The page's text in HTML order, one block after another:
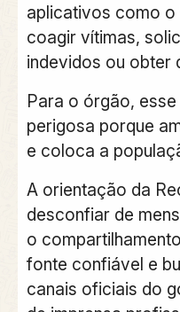
aplicativos como o
coagir vítimas,
indevidos ou obter
Para o órgão,
perigosa porque
e coloca a
A orientação da
desconfiar de
o
fonte confiável e
canais oficiais do